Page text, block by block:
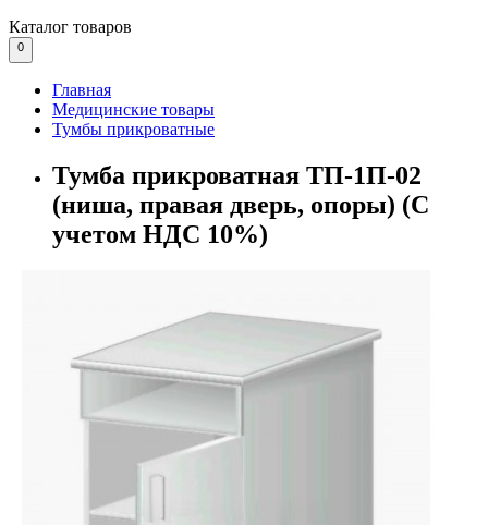
Каталог товаров
0
Главная
Медицинские товары
Тумбы прикроватные
Тумба прикроватная ТП-1П-02
(ниша, правая дверь, опоры) (С
учетом НДС 10%)